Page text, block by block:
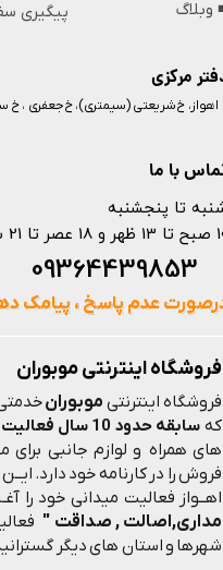
فروشگاه اینترنتی موبوران
فروشگاه اینترنتی موبوران
که سابقه حدود 10 سال فعالیت
های همراه و لوازم جانبی
فروش را در کارنامه خود دارد.
اهــواز فعالیت میدانی خود را
مداری,اصالت , صداقت "
شهرها و استان های دیگر
مرکزی
با ما
اهواز، خ شریعتی (سیمتری)، خ جعفری ، خ
تا پنجشنبه
تا 21 شب
عدم پاسخ ، پیامک
وبلاگ
پیگیری